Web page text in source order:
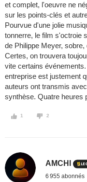
et complet, l'oeuvre ne
sur les points-clés et
Pourvue d'une jolie
tonnerre, le film s'octroie
de Philippe Meyer,
Certes, on trouvera
vite certains
entreprise est justement
auteurs ont transmis
synthèse. Quatre heures
1 2
AMCHI
6 955 abonnés